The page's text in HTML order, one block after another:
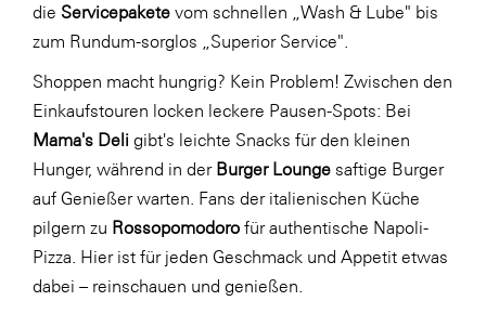
die Servicepakete vom schnellen „Wash & Lube" bis
zum Rundum-sorglos „Superior Service".
Shoppen macht hungrig? Kein Problem! Zwischen den
Einkaufstouren locken leckere Pausen-Spots: Bei
Mama's Deli gibt's leichte Snacks für den kleinen
Hunger, während in der Burger Lounge saftige Burger
auf Genießer warten. Fans der italienischen Küche
pilgern zu Rossopomodoro für authentische Napoli-
Pizza. Hier ist für jeden Geschmack und Appetit etwas
dabei – reinschauen und genießen.